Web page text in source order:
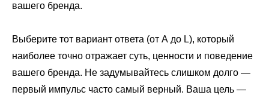
вашего бренда.
Выберите тот вариант ответа (от A до L), который
наиболее точно отражает суть, ценности и поведение
вашего бренда. Не задумывайтесь слишком долго —
первый импульс часто самый верный. Ваша цель —